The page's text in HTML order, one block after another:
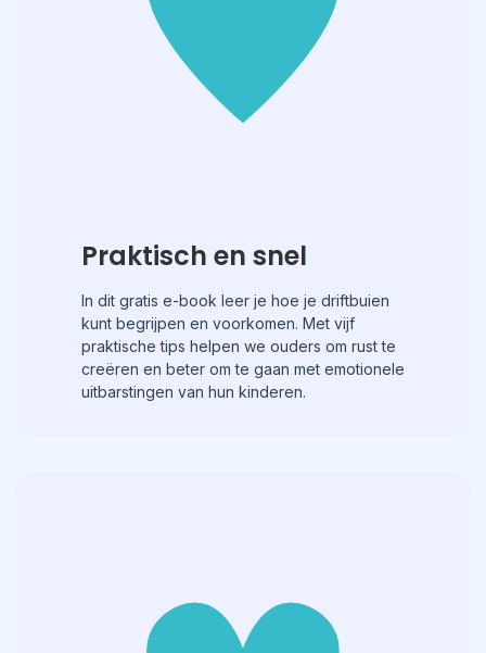
Praktisch en snel
In dit gratis e-book leer je hoe je driftbuien
kunt begrijpen en voorkomen. Met vijf
praktische tips helpen we ouders om rust te
creëren en beter om te gaan met emotionele
uitbarstingen van hun kinderen.